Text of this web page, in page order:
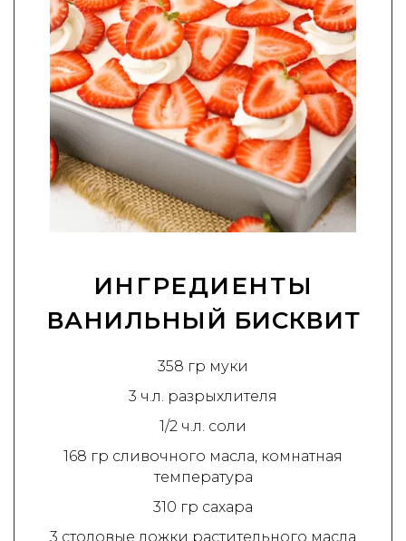
ИНГРЕДИЕНТЫ
ВАНИЛЬНЫЙ БИСКВИТ
358 гр муки
3 ч.л. разрыхлителя
1/2 ч.л. соли
168 гр сливочного масла, комнатная
температура
310 гр сахара
3 столовые ложки растительного масла